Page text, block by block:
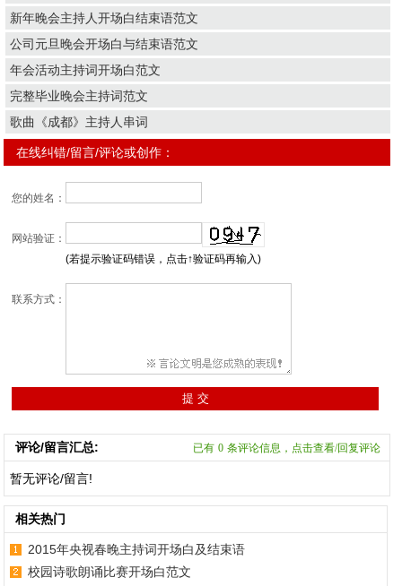
新年晚会主持人开场白结束语范文
公司元旦晚会开场白与结束语范文
年会活动主持词开场白范文
完整毕业晚会主持词范文
歌曲《成都》主持人串词
在线纠错/留言/评论或创作：
您的姓名：
网站验证：
(若提示验证码错误，点击↑验证码再输入)
联系方式：
评论/留言汇总: 已有 0 条评论信息，点击查看/回复评论
暂无评论/留言!
相关热门
2015年央视春晚主持词开场白及结束语
校园诗歌朗诵比赛开场白范文